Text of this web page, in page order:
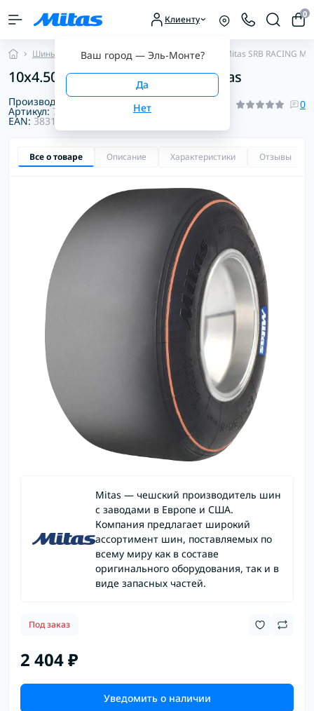
Клиенту
Ваш город — Эль-Монте?
0
Шины для картинга Спортивный картинг Mitas SRB RACING
10x4.50-5 SRB MEDIUM/SOFT Mitas
Производитель:Mitas
Артикул:70000405
EAN: 3831126100179
0
Все о товаре Описание Характеристики Отзывы
Mitas — чешский производитель шин
с заводами в Европе и США.
Компания предлагает широкий
ассортимент шин, поставляемых по
всему миру как в составе
оригинального оборудования, так и в
виде запасных частей.
Под заказ
2 404 ₽
Уведомить о наличии